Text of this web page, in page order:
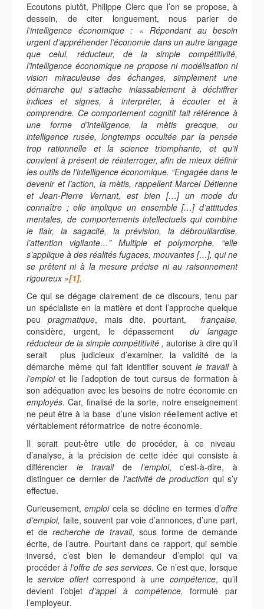
Ecoutons plutôt, Philippe Clerc que l’on se propose, à
dessein, de citer longuement, nous parler de
l’intelligence économique : « Répondant au besoin
urgent d’appréhender l’économie dans un autre langage
que celui, réducteur, de la simple compétitivité,
l’intelligence économique ne propose ni modélisation ni
vision miraculeuse des échanges, simplement une
démarche qui s’attache inlassablement à déchiffrer
indices et signes, à interpréter, à écouter et à
comprendre. Ce comportement cognitif fait référence à
une forme d’intelligence, la mètis grecque, ou
intelligence rusée, longtemps occultée par la pensée
trop rationnelle et la science triomphante, et qu’il
convient à présent de réinterroger, afin de mieux définir
les outils de l’intelligence économique. “Engagée dans le
devenir et l’action, la mètis, rappellent Marcel Détienne
et Jean-Pierre Vernant, est bien […] un mode du
connaître ; elle implique un ensemble […] d’attitudes
mentales, de comportements intellectuels qui combine
le flair, la sagacité, la prévision, la débrouillardise,
l’attention vigilante…” Multiple et polymorphe, “elle
s’applique à des réalités fugaces, mouvantes […], qui ne
se prêtent ni à la mesure précise ni au raisonnement
rigoureux »[1].
Ce qui se dégage clairement de ce discours, tenu par
un spécialiste en la matière et dont l’approche quelque
peupragmatique, mais dite, pourtant,française,
considère, urgent, le dépassementdu langage
réducteur de la simple compétitivité , autorise à dire qu’il
serait plus judicieux d’examiner, la validité de la
démarche même qui fait identifier souvent le travailà
l’emploiet lie l’adoption de tout cursus de formation à
son adéquation avec les besoins de notre économie en
employés. Car, finalisé de la sorte, notre enseignement
ne peut être à la base d’une vision réellement active et
véritablement réformatrice de notre économie.
Il serait peut-être utile de procéder, à ce niveau
d’analyse, à la précision de cette idée qui consiste à
différencier le travailde l’emploi, c’est-à-dire, à
distinguer ce dernier de l’activité de production qui s’y
effectue.
Curieusement,emploicela se décline en termes d’offre
d’emploi, faite, souvent par voie d’annonces, d’une part,
et derecherche de travail, sous forme de demande
écrite, de l’autre. Pourtant dans ce rapport, qui semble
inversé, c’est bien le demandeur d’emploi qui va
procéder à l’offre de ses services.Ce n’est que, lorsque
leservice offertcorrespond à une compétence, qu’il
devient l’objetd’appel à compétence, formulé par
l’employeur.